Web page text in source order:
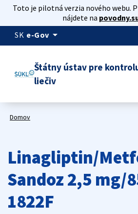
Toto je pilotná verzia nového webu.
nájdete na
SK e-Gov arrow_drop_down
Štátny ústav pre
liečiv
Domov
Linagliptin/
Sandoz 2,5 mg/
1822F